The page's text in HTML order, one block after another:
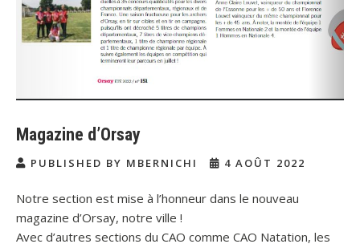
Magazine d’Orsay
PUBLISHED BY MBERNICHI 4 AOÛT 2022
Notre section est mise à l’honneur dans le nouveau
magazine d’Orsay, notre ville !
Avec d’autres sections du CAO comme CAO Natation, les